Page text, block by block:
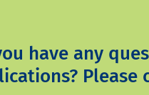
have any
Please